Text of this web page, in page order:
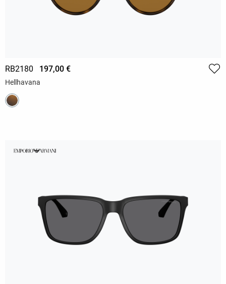
RB2180 197,00 €
Hellhavana